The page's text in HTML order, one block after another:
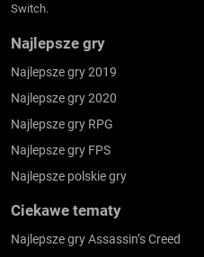
Switch.
Najlepsze gry
Najlepsze gry 2019
Najlepsze gry 2020
Najlepsze gry RPG
Najlepsze gry FPS
Najlepsze polskie gry
Ciekawe tematy
Najlepsze gry Assassin’s Creed